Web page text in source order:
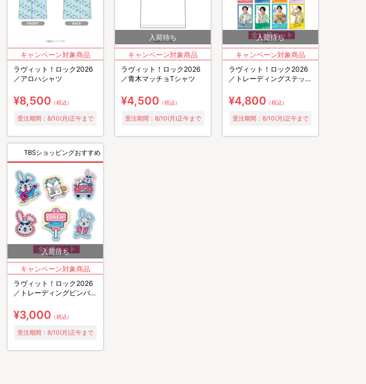
ラヴィット！ロック2026
／アロハシャツ
¥8,500 （税込）
受注期間：8/10(月)正午まで
ラヴィット！ロック2026
／青木マッチョTシャツ
¥4,500 （税込）
受注期間：8/10(月)正午まで
ラヴィット！ロック2026
／トレーディングステッカ
¥4,800 （税込）
受注期間：8/10(月)正午まで
TBSショッピングおすすめ
ラヴィット！ロック2026
／トレーディングピンバッ
¥3,000 （税込）
受注期間：8/10(月)正午まで